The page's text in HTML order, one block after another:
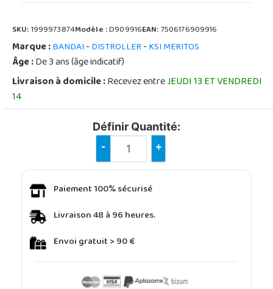
SKU:1999973874Modèle :D909916EAN:7506176909916
Marque :BANDAI-DISTROLLER-KSI MERITOS
Âge :De 3 ans (âge indicatif)
Livraison à domicile :Recevez entreJEUDI 13 ET VENDREDI
14
Définir Quantité:
- +
Paiement 100% sécurisé
Livraison 48 à 96 heures.
Envoi gratuit > 90 €